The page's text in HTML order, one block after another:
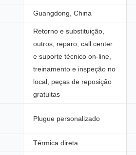
Guangdong, China
Retorno e substituição,
outros, reparo, call center
e suporte técnico on-line,
treinamento e inspeção no
local, peças de reposição
gratuitas
Plugue personalizado
Térmica direta